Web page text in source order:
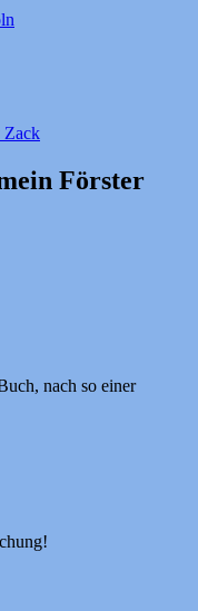
Zack
Förster
nach so einer